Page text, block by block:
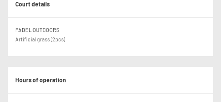
Court details
PADEL OUTDOORS
Artificial grass (2pcs)
Hours of operation